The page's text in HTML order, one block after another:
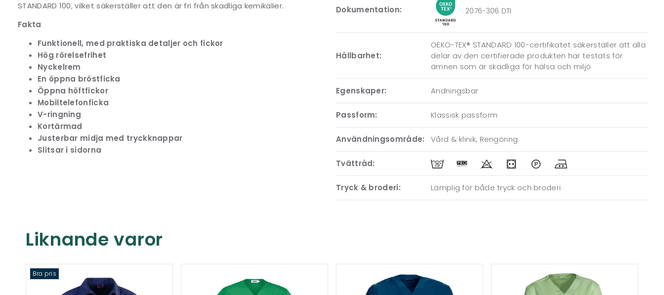
STANDARD 100, vilket säkerställer att den är fri från skadliga kemikalier.
Fakta
Funktionell, med praktiska detaljer och fickor
Hög rörelsefrihet
Nyckelrem
En öppna bröstficka
Öppna höftfickor
Mobiltelefonficka
V-ringning
Kortärmad
Justerbar midja med tryckknappar
Slitsar i sidorna
Dokumentation: 2076-306 DTI
Hållbarhet:
OEKO-TEX® STANDARD 100-certifikatet säkerställer att alla
delar av den certifierade produkten har testats för
ämnen som är skadliga för hälsa och miljö
Egenskaper: Andningsbar
Passform: Klassisk passform
Användningsområde: Vård & klinik, Rengöring
Tvättråd:
Tryck & broderi: Lämplig för både tryck och broderi
Liknande varor
Bra pris